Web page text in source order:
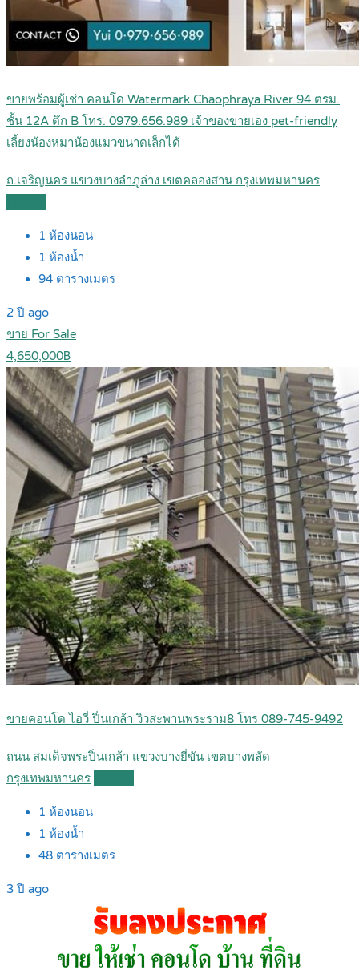
ขายพร้อมผู้เช่า คอนโด Watermark Chaophraya River 94 ตรม.
ชั้น 12A ตึก B โทร. 0979.656.989 เจ้าของขายเอง pet-friendly
เลี้ยงน้องหมาน้องแมวขนาดเล็กได้
ถ.เจริญนคร แขวงบางลำภูล่าง เขตคลองสาน กรุงเทพมหานคร
1 ห้องนอน
1 ห้องน้ำ
94 ตารางเมตร
2 ปี ago
ขาย For Sale
4,650,000฿
ขายคอนโด ไอวี่ ปิ่นเกล้า วิวสะพานพระราม8 โทร 089-745-9492
ถนน สมเด็จพระปิ่นเกล้า แขวงบางยี่ขัน เขตบางพลัด
กรุงเทพมหานคร
1 ห้องนอน
1 ห้องน้ำ
48 ตารางเมตร
3 ปี ago